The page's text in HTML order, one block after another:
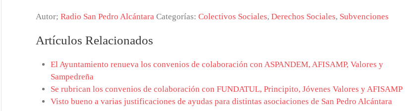
Autor; Radio San Pedro Alcántara Categorías: Colectivos Sociales, Derechos Sociales, Subvenciones
Artículos Relacionados
El Ayuntamiento renueva los convenios de colaboración con ASPANDEM, AFISAMP, Valores y
Sampedreña
Se rubrican los convenios de colaboración con FUNDATUL, Principito, Jóvenes Valores y AFISAMP
Visto bueno a varias justificaciones de ayudas para distintas asociaciones de San Pedro Alcántara